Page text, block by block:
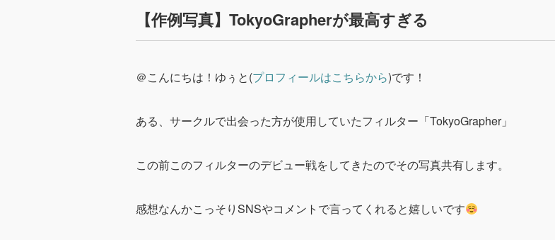
【作例写真】TokyoGrapherが最高すぎる
＠こんにちは！ゆぅと(プロフィールはこちらから)です！
ある、サークルで出会った方が使用していたフィルター 「TokyoGrapher」
この前このフィルターのデビュー戦をしてきたのでその写真共有します。
感想なんかこっそりSNSやコメントで言ってくれると嬉しいです